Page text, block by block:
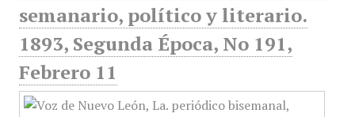
semanario, político y literario.
1893, Segunda Época, No 191,
Febrero 11